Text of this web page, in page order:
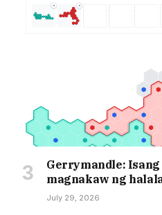
Gerrymandle:
magnakaw ng
July 29, 2026